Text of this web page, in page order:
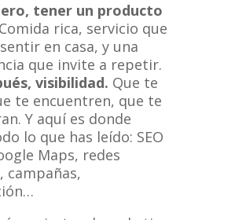
tener un producto
Comida rica, servicio que
en casa, y una
que invite a repetir.
visibilidad. Que te
te encuentren, que te
Y aquí es donde
lo que has leído: SEO
Maps, redes
campañas,